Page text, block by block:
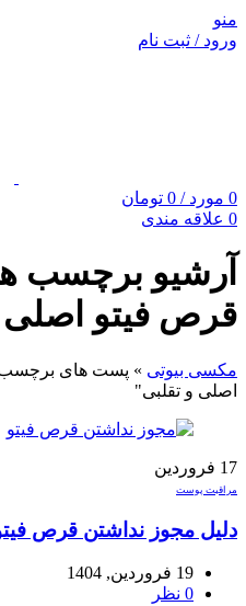
منو
ورود / ثبت نام
0 مورد /
0 تومان
0 علاقه مندی
آرشیو برچسب
قرص فیتو اصلی
مکسی بیوتی » پست های
اصلی و تقلبی"
17 فروردین
مراقبت پوست
دلیل مجوز نداشتن قرص
19 فروردین, 1404
0 نظر